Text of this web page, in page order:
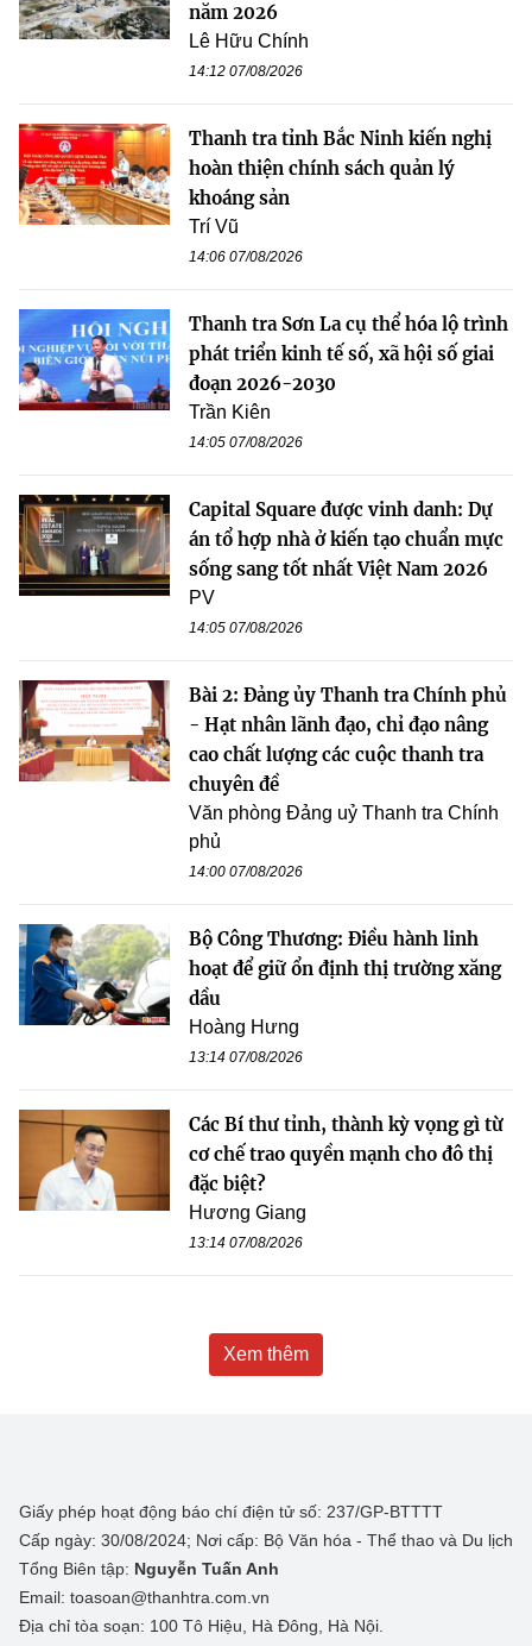
năm 2026
Lê Hữu Chính
14:12 07/08/2026
Thanh tra tỉnh Bắc Ninh kiến nghị
hoàn thiện chính sách quản lý
khoáng sản
Trí Vũ
14:06 07/08/2026
Thanh tra Sơn La cụ thể hóa lộ trình
phát triển kinh tế số, xã hội số giai
đoạn 2026-2030
Trần Kiên
14:05 07/08/2026
Capital Square được vinh danh: Dự
án tổ hợp nhà ở kiến tạo chuẩn mực
sống sang tốt nhất Việt Nam 2026
PV
14:05 07/08/2026
Bài 2: Đảng ủy Thanh tra Chính phủ
- Hạt nhân lãnh đạo, chỉ đạo nâng
cao chất lượng các cuộc thanh tra
chuyên đề
Văn phòng Đảng uỷ Thanh tra Chính
phủ
14:00 07/08/2026
Bộ Công Thương: Điều hành linh
hoạt để giữ ổn định thị trường xăng
dầu
Hoàng Hưng
13:14 07/08/2026
Các Bí thư tỉnh, thành kỳ vọng gì từ
cơ chế trao quyền mạnh cho đô thị
đặc biệt?
Hương Giang
13:14 07/08/2026
Xem thêm
Giấy phép hoạt động báo chí điện tử số: 237/GP-BTTTT
Cấp ngày: 30/08/2024; Nơi cấp: Bộ Văn hóa - Thể thao và Du lịch
Tổng Biên tập: Nguyễn Tuấn Anh
Email: toasoan@thanhtra.com.vn
Địa chỉ tòa soạn: 100 Tô Hiệu, Hà Đông, Hà Nội.